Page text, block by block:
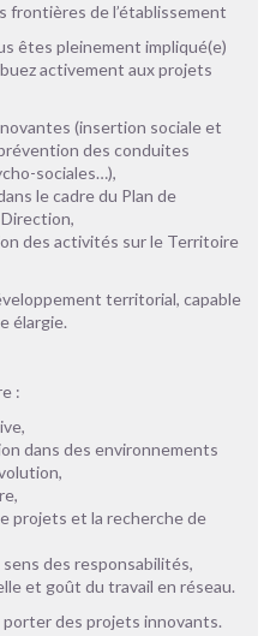
frontières de l’établissement
êtes pleinement impliqué(e)
activement aux projets
(insertion sociale et
des conduites
sociales…),
le cadre du Plan de
des activités sur le Territoire
territorial, capable
élargie.
:
dans des environnements
projets et la recherche de
des responsabilités,
et goût du travail en réseau.
des projets innovants.